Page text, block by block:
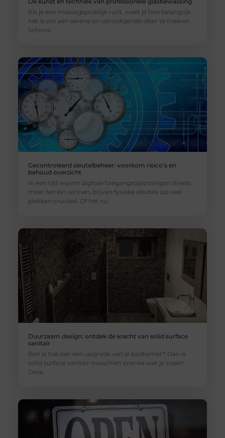
Als je een massagepraktijk runt, weet je hoe belangrijk
het is om een serene en uitnodigende sfeer te creëren.
Schone
Gecontroleerd sleutelbeheer: voorkom risico’s en
behoud overzicht
In een tijd waarin digitale toegangsoplossingen steeds
meer terrein winnen, blijven fysieke sleutels op veel
plekken cruciaal. Of het nu
Duurzaam design: ontdek de kracht van solid surface
sanitair
Ben je toe aan een upgrade van je badkamer? Dan is
solid surface sanitair misschien precies wat je zoekt!
Deze